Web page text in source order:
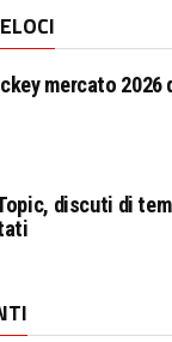
mercato 2026
discuti di